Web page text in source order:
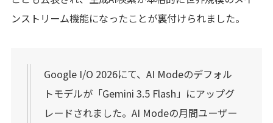
ンストリーム機能になったことが裏付けられました。
Google I/O 2026にて、AI Modeのデフォル
トモデルが「Gemini 3.5 Flash」にアップグ
レードされました。AI Modeの月間ユーザー